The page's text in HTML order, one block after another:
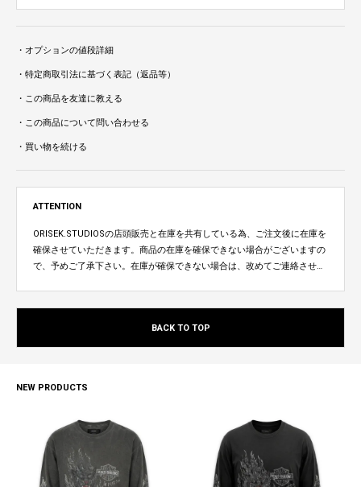
・オプションの値段詳細
・特定商取引法に基づく表記（返品等）
・この商品を友達に教える
・この商品について問い合わせる
・買い物を続ける
ATTENTION
ORISEK.STUDIOSの店頭販売と在庫を共有している為、ご注文後に在庫を
確保させていただきます。商品の在庫を確保できない場合がございますの
で、予めご了承下さい。在庫が確保できない場合は、改めてご連絡させて
BACK TO TOP
NEW PRODUCTS